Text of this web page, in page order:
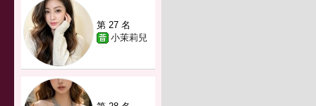
第 27 名
小茉莉兒